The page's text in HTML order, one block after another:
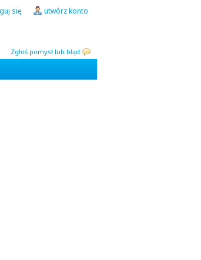
Zgłoś pomysł lub błąd
się utwórz konto